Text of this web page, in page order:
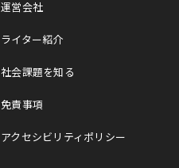
運営会社
ライター紹介
社会課題を知る
免責事項
アクセシビリティポリシー